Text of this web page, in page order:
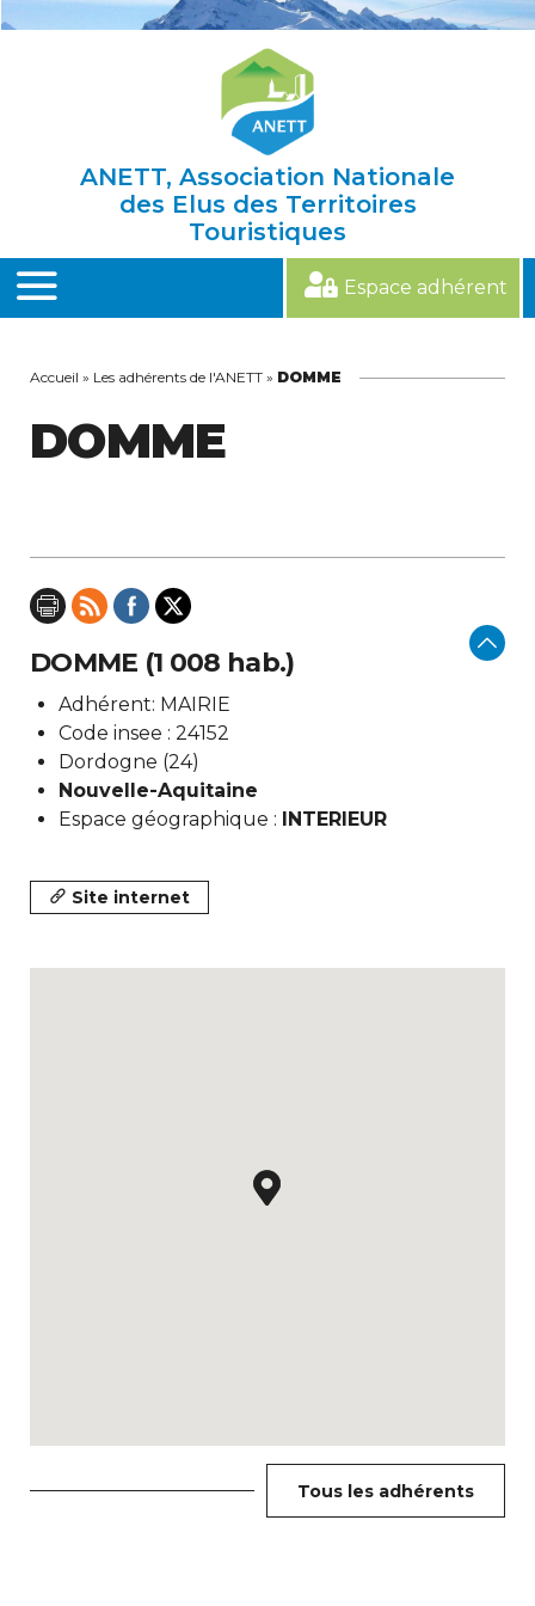
ANETT, Association Nationale
des Elus des Territoires
Touristiques
MENU
Espace adhérent
Accueil » Les adhérents de l'ANETT » DOMME
DOMME
DOMME (1 008 hab.)
Adhérent: MAIRIE
Code insee : 24152
Dordogne (24)
Nouvelle-Aquitaine
Espace géographique : INTERIEUR
Site internet
Tous les adhérents